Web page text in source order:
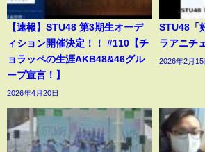
【速報】STU48 第3期生オーデ
ィション開催決定！！ #110【チ
ョラッペの生涯AKB48&46グル
ープ宣言！】
2026年4月20日
STU48「
ラアニチ
2026年2月15